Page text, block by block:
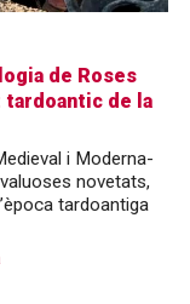
de Roses
tardoantic de la
i Moderna-
novetats,
tardoantiga